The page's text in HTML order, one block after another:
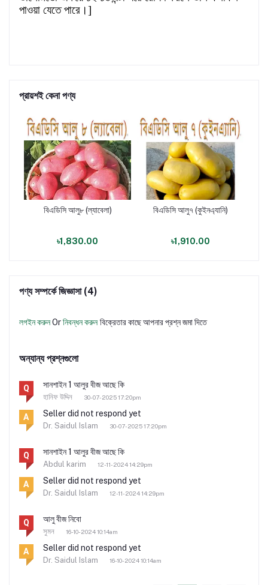
পাওয়া যেতে পারে।]
প্রায়শই কেনা পণ্য
বিএডিসি আলু৮ (ল্যাবেলা)
৳1,830.00
বিএডিসি আলু৭ (কুইনএ্যানি)
৳1,910.00
পণ্য সম্পর্কে জিজ্ঞাসা (4)
লগইন করুনOrনিবন্ধন করুন বিক্রেতার কাছে আপনার প্রশ্ন জমা দিতে
অন্যান্য প্রশ্নগুলো
Q সানশাইন 1 আলুর বীজ আছে কি
হানিফ উদ্দিন 30-07-2025 17:20pm
A Seller did not respond yet
Dr. Saidul Islam 30-07-2025 17:20pm
Q সানশাইন 1 আলুর বীজ আছে কি
Abdul karim 12-11-2024 14:29pm
A Seller did not respond yet
Dr. Saidul Islam 12-11-2024 14:29pm
Q আলু বীজ নিবো
সুমন 16-10-2024 10:14am
A Seller did not respond yet
Dr. Saidul Islam 16-10-2024 10:14am